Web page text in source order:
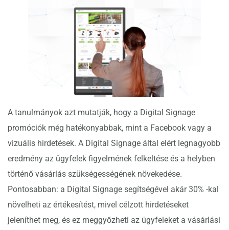
A tanulmányok azt mutatják, hogy a Digital Signage
promóciók még hatékonyabbak, mint a Facebook vagy a
vizuális hirdetések. A Digital Signage által elért legnagyobb
eredmény az ügyfelek figyelmének felkeltése és a helyben
történő vásárlás szükségességének növekedése.
Pontosabban: a Digital Signage segítségével akár 30% -kal
növelheti az értékesítést, mivel célzott hirdetéseket
jeleníthet meg, és ez meggyőzheti az ügyfeleket a vásárlási